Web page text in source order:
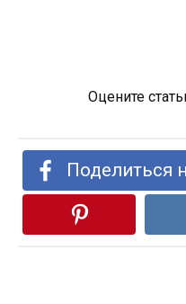
Оцените
Поделиться